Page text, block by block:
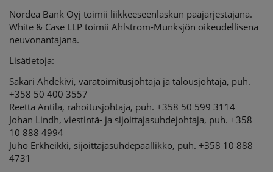
Nordea Bank Oyj toimii liikkeeseenlaskun pääjärjestäjänä.
White & Case LLP toimii Ahlstrom-Munksjön oikeudellisena
neuvonantajana.
Lisätietoja:
Sakari Ahdekivi, varatoimitusjohtaja ja talousjohtaja, puh.
+358 50 400 3557
Reetta Antila, rahoitusjohtaja, puh. +358 50 599 3114
Johan Lindh, viestintä- ja sijoittajasuhdejohtaja, puh. +358
10 888 4994
Juho Erkheikki, sijoittajasuhdepäällikkö, puh. +358 10 888
4731